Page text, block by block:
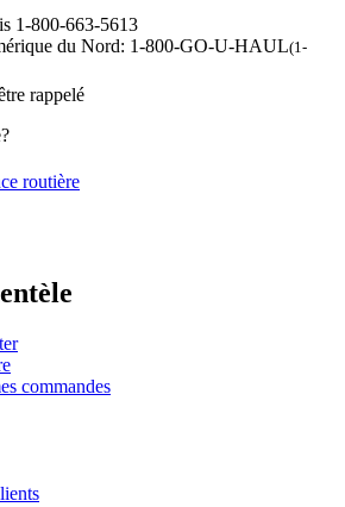
1-800-663-5613
du Nord: 1-800-GO-U-HAUL(1-
rappelé
routière
commandes